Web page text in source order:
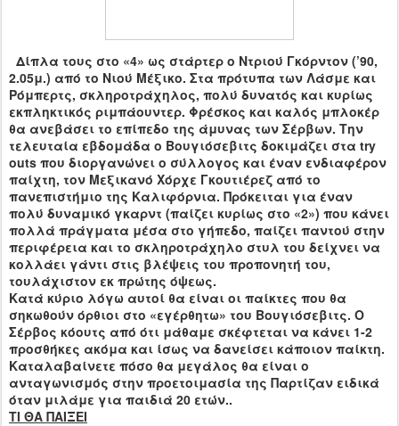
Δίπλα τους στο «4» ως στάρτερ ο Ντριού Γκόρντον (’90,
2.05μ.) από το Νιού Μέξικο. Στα πρότυπα των Λάσμε και
Ρόμπερτς, σκληροτράχηλος, πολύ δυνατός και κυρίως
εκπληκτικός ριμπάουντερ. Φρέσκος και καλός μπλοκέρ
θα ανεβάσει το επίπεδο της άμυνας των Σέρβων. Την
τελευταία εβδομάδα ο Βουγιόσεβιτς δοκιμάζει στα try
outs που διοργανώνει ο σύλλογος και έναν ενδιαφέρον
παίχτη, τον Μεξικανό Χόρχε Γκουτιέρεζ από το
πανεπιστήμιο της Καλιφόρνια. Πρόκειται για έναν
πολύ δυναμικό γκαρντ (παίζει κυρίως στο «2») που κάνει
πολλά πράγματα μέσα στο γήπεδο, παίζει παντού στην
περιφέρεια και το σκληροτράχηλο στυλ του δείχνει να
κολλάει γάντι στις βλέψεις του προπονητή του,
τουλάχιστον εκ πρώτης όψεως.
Κατά κύριο λόγω αυτοί θα είναι οι παίκτες που θα
σηκωθούν όρθιοι στο «εγέρθητω» του Βουγιόσεβιτς. Ο
Σέρβος κόουτς από ότι μάθαμε σκέφτεται να κάνει 1-2
προσθήκες ακόμα και ίσως να δανείσει κάποιον παίκτη.
Καταλαβαίνετε πόσο θα μεγάλος θα είναι ο
ανταγωνισμός στην προετοιμασία της Παρτίζαν ειδικά
όταν μιλάμε για παιδιά 20 ετών..
ΤΙ ΘΑ ΠΑΙΞΕΙ